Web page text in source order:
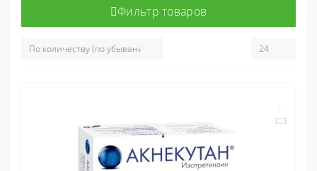
Фильтр товаров